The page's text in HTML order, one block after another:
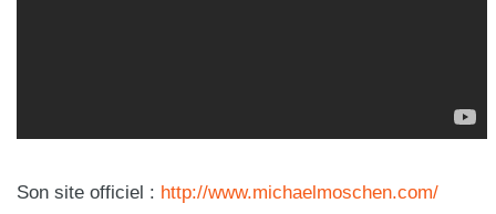
Son site officiel : http://www.michaelmoschen.com/